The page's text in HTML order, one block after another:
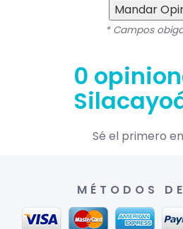
Mandar
* Campos
0
Sé el primero
MÉTODOS